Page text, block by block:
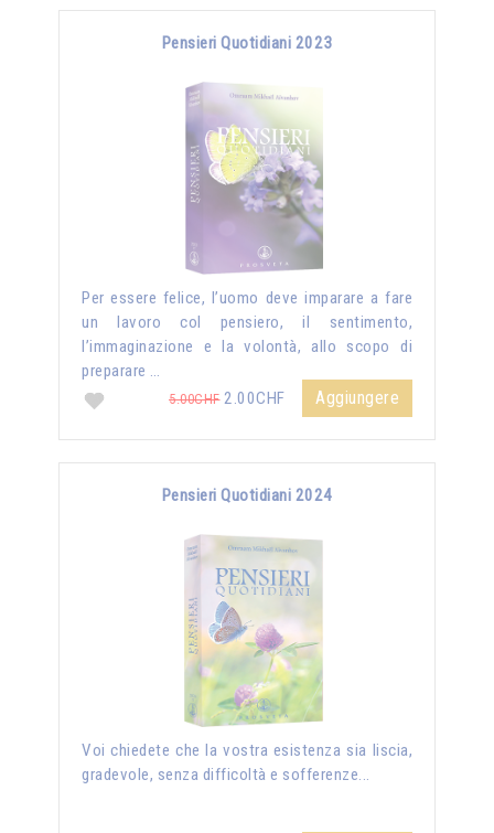
Pensieri Quotidiani 2023
Per essere felice, l’uomo deve imparare a fare
un lavoro col pensiero, il sentimento,
l’immaginazione e la volontà, allo scopo di
preparare …
5.00CHF2.00CHF Aggiungere
Pensieri Quotidiani 2024
Voi chiedete che la vostra esistenza sia liscia,
gradevole, senza difficoltà e sofferenze...